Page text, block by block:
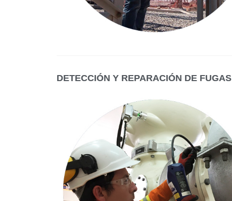
DETECCIÓN Y REPARACIÓN DE FUGAS